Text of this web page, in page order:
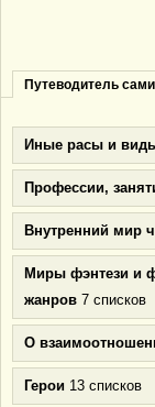
Путеводитель
Иные расы и
Профессии,
Внутренний мир
Миры фэнтези и
жанров 7 списков
О
Герои 13 списков